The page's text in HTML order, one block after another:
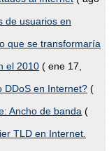
de usuarios en
que se transformaría
el 2010 ( ene 17,
DDoS en Internet? (
Ancho de banda (
TLD en Internet.